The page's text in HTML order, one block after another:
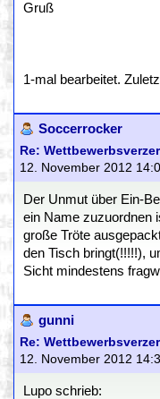
Gruß
1-mal bearbeitet.
Soccerrocker
Re:
12. November 2012
Der Unmut über Ein-
ein Name zuzuordnen
große Tröte
den Tisch bringt(!!!!!),
Sicht mindestens
gunni
Re:
12. November 2012
Lupo schrieb: